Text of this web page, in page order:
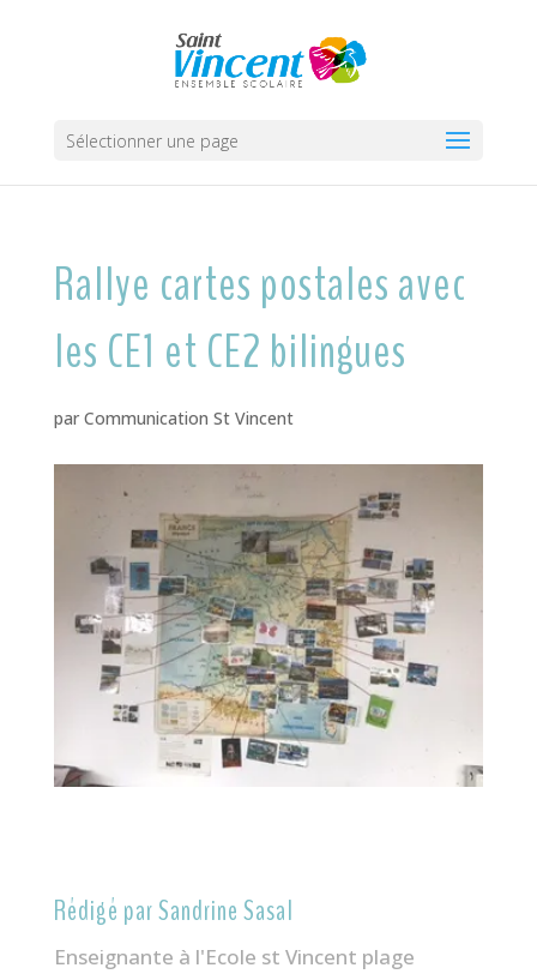
Sélectionner une page
Rallye cartes postales avec
les CE1 et CE2 bilingues
par Communication St Vincent
Rédigé par Sandrine Sasal
Enseignante à l'Ecole st Vincent plage